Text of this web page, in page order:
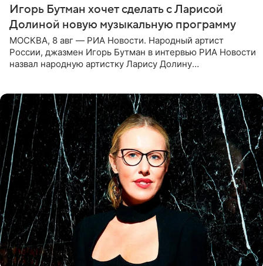
Игорь Бутман хочет сделать с Ларисой
Долиной новую музыкальную программу
МОСКВА, 8 авг — РИА Новости. Народный артист
России, джазмен Игорь Бутман в интервью РИА Новости
назвал народную артистку Ларису Долину